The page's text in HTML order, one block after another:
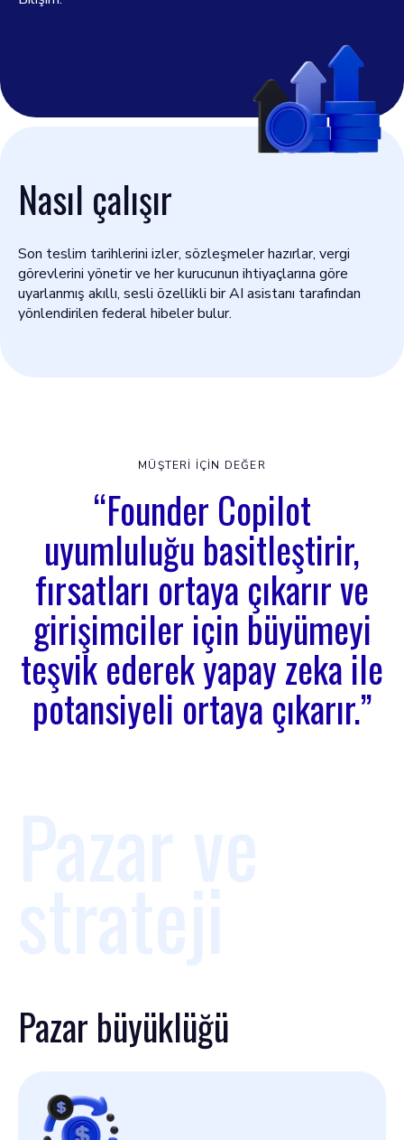
Nasıl çalışır
Son teslim tarihlerini izler, sözleşmeler hazırlar, vergi
görevlerini yönetir ve her kurucunun ihtiyaçlarına göre
uyarlanmış akıllı, sesli özellikli bir AI asistanı tarafından
yönlendirilen federal hibeler bulur.
MÜŞTERI IÇIN DEĞER
“Founder Copilot
uyumluluğu basitleştirir,
fırsatları ortaya çıkarır ve
girişimciler için büyümeyi
teşvik ederek yapay zeka ile
potansiyeli ortaya çıkarır.”
Pazar büyüklüğü